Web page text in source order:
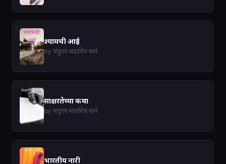
श्यामची आई
by पांडुरंग सदाशिव साने
साक्षरतेच्या कथा
by पांडुरंग सदाशिव साने
भारतीय नारी